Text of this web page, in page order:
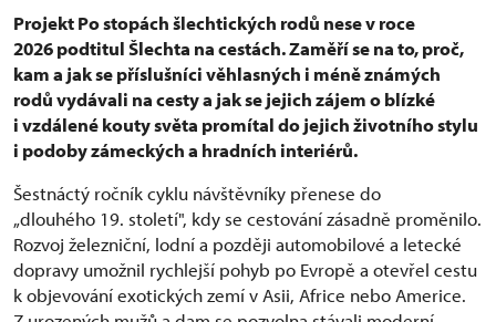
Projekt Po stopách šlechtických rodů nese v roce
2026 podtitul Šlechta na cestách. Zaměří se na to, proč,
kam a jak se příslušníci věhlasných i méně známých
rodů vydávali na cesty a jak se jejich zájem o blízké
i vzdálené kouty světa promítal do jejich životního stylu
i podoby zámeckých a hradních interiérů.
Šestnáctý ročník cyklu návštěvníky přenese do
„dlouhého 19. století", kdy se cestování zásadně proměnilo.
Rozvoj železniční, lodní a později automobilové a letecké
dopravy umožnil rychlejší pohyb po Evropě a otevřel cestu
k objevování exotických zemí v Asii, Africe nebo Americe.